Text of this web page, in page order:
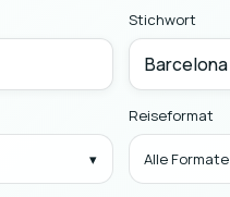
Stichwort
Reiseformat
Alle Formate